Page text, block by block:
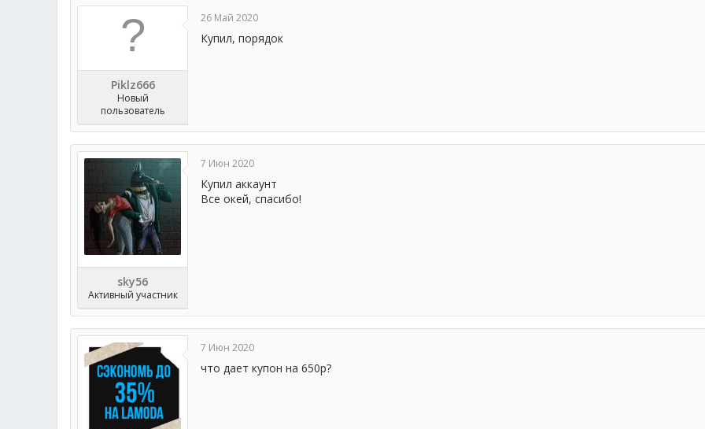
Piklz666
Новый
пользователь
26 Май 2020
Купил, порядок
sky56
Активный участник
7 Июн 2020
Купил аккаунт
Все окей, спасибо!
7 Июн 2020
что дает купон на 650р?